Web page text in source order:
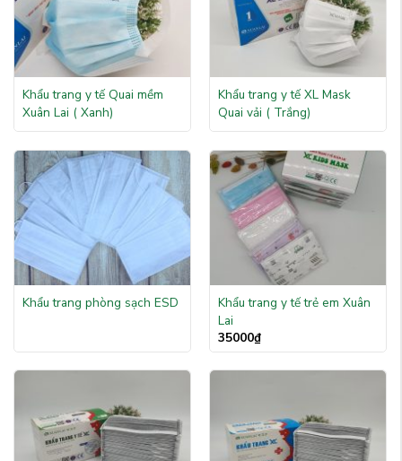
Khẩu trang y tế Quai mềm
Xuân Lai ( Xanh)
Khẩu trang y tế XL Mask
Quai vải ( Trắng)
Khẩu trang phòng sạch ESD
Khẩu trang y tế trẻ em Xuân
Lai
35000₫